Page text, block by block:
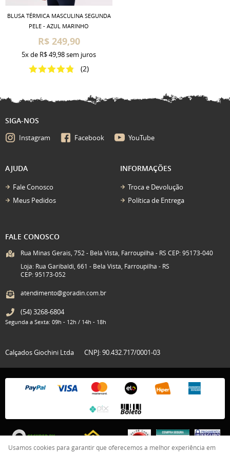
BLUSA TÉRMICA MASCULINA SEGUNDA
PELE - AZUL MARINHO
R$ 249,90
(2)
5xde R$ 49,98sem juros
SIGA-NOS
Instagram Facebook YouTube
AJUDA
Fale Conosco
Meus Pedidos
INFORMAÇÕES
Troca e Devolução
Política de Entrega
FALE CONOSCO
Rua Minas Gerais, 752 - Bela Vista, Farroupilha - RS CEP: 95173-040
Loja: Rua Garibaldi, 661 - Bela Vista, Farroupilha - RS
CEP: 95173-052
atendimento@goradin.com.br
(54)3268-6804
Segunda a Sexta: 09h - 12h / 14h - 18h
Calçados Giochini Ltda CNPJ: 90.432.717/0001-03
Usamos cookies para garantir que oferecemos a melhor experiência em